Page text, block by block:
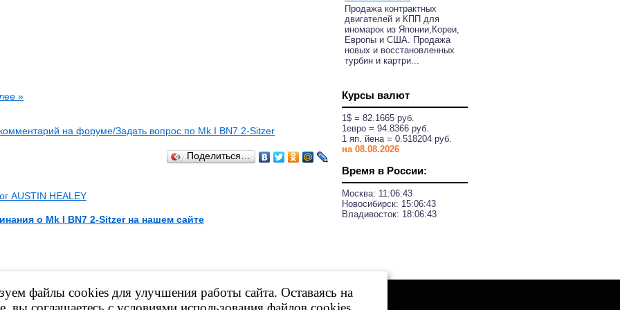
»
на форуме/Задать вопрос по Mk I BN7 2-Sitzer
Поделиться…
AUSTIN HEALEY
о Mk I BN7 2-Sitzer на нашем сайте
Продажа контрактных
двигателей и КПП для
иномарок из Японии,Кореи,
Европы и США. Продажа
новых и восстановленных
турбин и картри...
Курсы валют
1$ = 82.1665 руб.
1eвро = 94.8366 руб.
1 яп. йена = 0.518204 руб.
на 08.08.2026
Время в России:
Москва: 11:06:43
Новосибирск: 15:06:43
Владивосток: 18:06:43
сайта, ссылка на ресурс обязательна!
принадлежат их владельцам.
файлы cookies для улучшения работы сайта. Оставаясь на